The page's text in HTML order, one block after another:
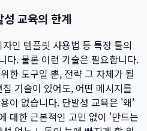
교육의 한계
인 템플릿 사용법 등 특정 툴의
다. 물론 이런 기술은 필요합니다.
한 도구일 뿐, 전략 그 자체가 될
기술이 있어도, 어떤 메시지를
이 없습니다. 단발성 교육은 '왜'
대한 근본적인 고민 없이 '만드는